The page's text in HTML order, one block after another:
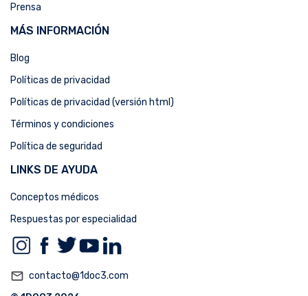
Prensa
MÁS INFORMACIÓN
Blog
Políticas de privacidad
Políticas de privacidad (versión html)
Términos y condiciones
Política de seguridad
LINKS DE AYUDA
Conceptos médicos
Respuestas por especialidad
mail_outline contacto@1doc3.com